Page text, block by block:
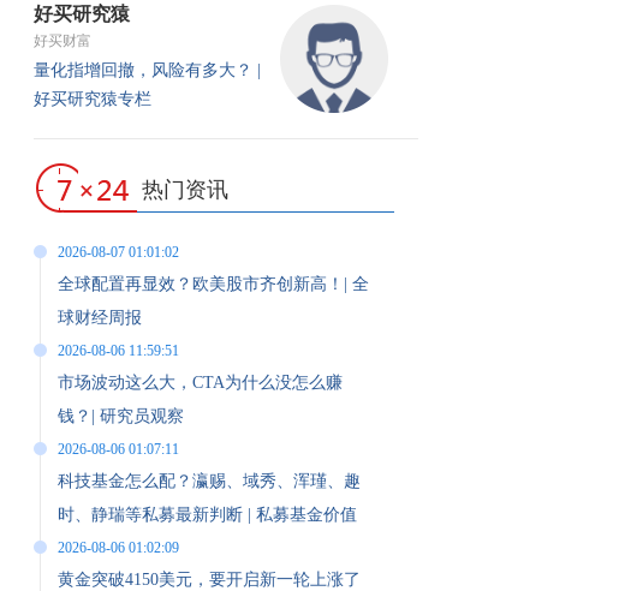
好买研究猿
好买财富
量化指增回撤，风险有多大？ |
好买研究猿专栏
热门资讯
2026-08-07 01:01:02
全球配置再显效？欧美股市齐创新高！| 全
球财经周报
2026-08-06 11:59:51
市场波动这么大，CTA为什么没怎么赚
钱？| 研究员观察
2026-08-06 01:07:11
科技基金怎么配？瀛赐、域秀、浑瑾、趣
时、静瑞等私募最新判断 | 私募基金价值
战报
2026-08-06 01:02:09
黄金突破4150美元，要开启新一轮上涨了